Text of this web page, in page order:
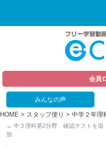
会員
みんなの声
HOME > スタッフ便り > 中学２年
← 中３理科第2分野 確認テストを追
加